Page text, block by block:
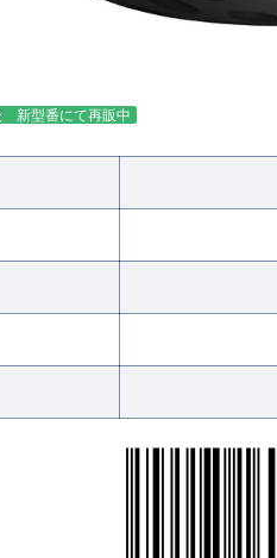
新型番にて再販中